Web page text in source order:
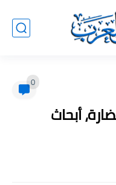
0
وحضارة، أبحاث